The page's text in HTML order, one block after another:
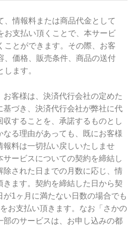
、情報料または商品代金として
お支払い頂くことで、本サービ
ことができます。その際、お客
、価格、販売条件、商品の送付
ます。
お客様は、決済代行会社の定めた
基づき、決済代行会社が弊社に代
収することを、承諾するものとし
なる理由があっても、既にお客様
報料は一切払い戻しいたしませ
サービスについての契約を締結し
除された日までの月数に応じ、情
きます。契約を締結した日から契
が1ヶ月に満たない日数の場合でも
お支払い頂きます。なお「さかの
部のサービスは、お申し込みの都